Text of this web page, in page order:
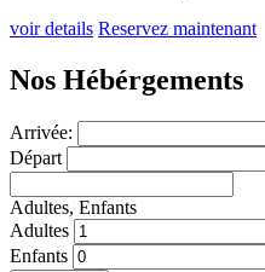
voir details Reservez maintenant
Nos Hébérgements
Arrivée:
Départ
Adultes, Enfants
Adultes
Enfants